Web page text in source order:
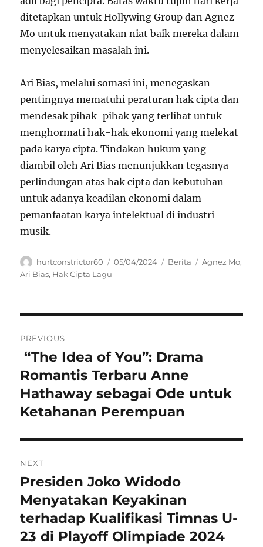
ditetapkan untuk Hollywing Group dan Agnez
Mo untuk menyatakan niat baik mereka dalam
menyelesaikan masalah ini.
Ari Bias, melalui somasi ini, menegaskan
pentingnya mematuhi peraturan hak cipta dan
mendesak pihak-pihak yang terlibat untuk
menghormati hak-hak ekonomi yang melekat
pada karya cipta. Tindakan hukum yang
diambil oleh Ari Bias menunjukkan tegasnya
perlindungan atas hak cipta dan kebutuhan
untuk adanya keadilan ekonomi dalam
pemanfaatan karya intelektual di industri
musik.
Author
hurtconstrictor60
Posted
05/04/2024 Categories
Berita Tags
Agnez Mo,
Ari Bias, Hak Cipta Lagu
pos
PREVIOUS
Previous
post:
“The Idea of You”: Drama
Romantis Terbaru Anne
Hathaway sebagai Ode untuk
Ketahanan Perempuan
NEXT
Next
post:
Presiden Joko Widodo
Menyatakan Keyakinan
terhadap Kualifikasi Timnas U-
23 di Playoff Olimpiade 2024